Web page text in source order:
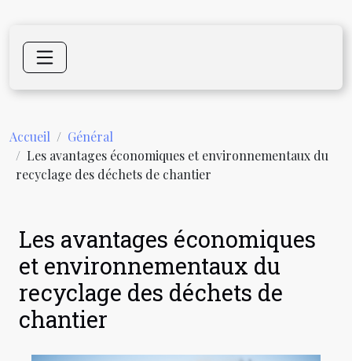
Accueil
Général
Les avantages économiques et environnementaux du
recyclage des déchets de chantier
Les avantages économiques
et environnementaux du
recyclage des déchets de
chantier